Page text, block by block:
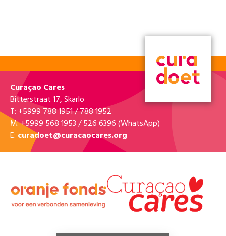
Curaçao Cares
Bitterstraat 17, Skarlo
T: +5999 788 1951 / 788 1952
M: +5999 568 1953 / 526 6396 (WhatsApp)
E: curadoet@curacaocares.org